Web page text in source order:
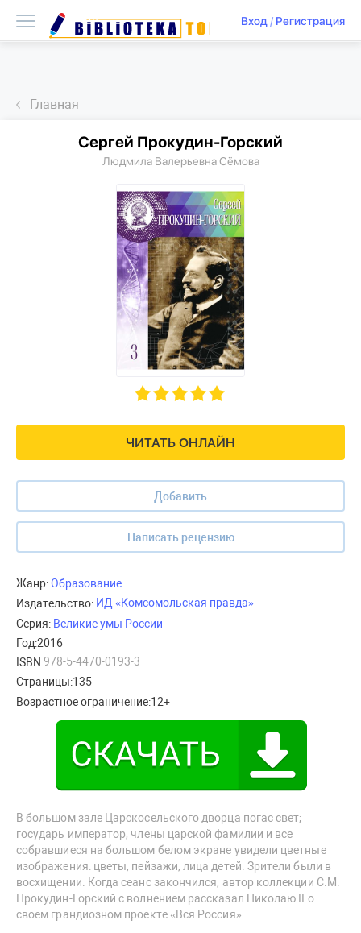
Вход/ Регистрация
Главная
ЧИТАТЬ ОНЛАЙН
Добавить
Написать рецензию
Сергей Прокудин-Горский
Людмила Валерьевна Сёмова
Жанр:Образование
Издательство: ИД «Комсомольская правда»
Серия: Великие умы России
Год:2016
ISBN:978-5-4470-0193-3
Страницы:135
Возрастное ограничение:12+
В большом зале Царскосельского дворца погас свет;
государь император, члены царской фамилии и все
собравшиеся на большом белом экране увидели цветные
изображения: цветы, пейзажи, лица детей. Зрители были в
восхищении. Когда сеанс закончился, автор коллекции С.М.
Прокудин-Горский с волнением рассказал Николаю II о
своем грандиозном проекте «Вся Россия».